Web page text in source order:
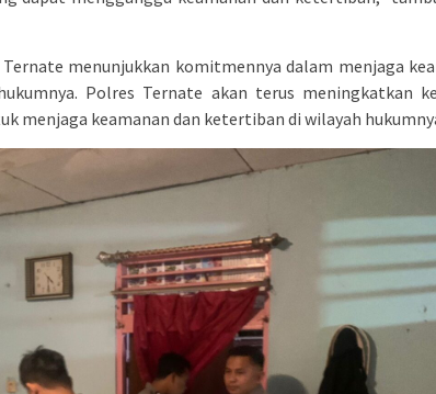
menunjukkan komitmennya dalam menjaga
Polres Ternate akan terus meningkatkan
menjaga keamanan dan ketertiban di wilayah